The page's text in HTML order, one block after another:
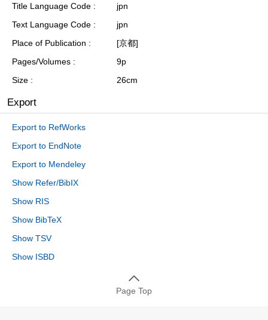
Title Language Code
jpn
Text Language Code
jpn
Place of Publication
[京都]
Pages/Volumes
9p
Size
26cm
Export
Export to RefWorks
Export to EndNote
Export to Mendeley
Show Refer/BibIX
Show RIS
Show BibTeX
Show TSV
Show ISBD
Page Top